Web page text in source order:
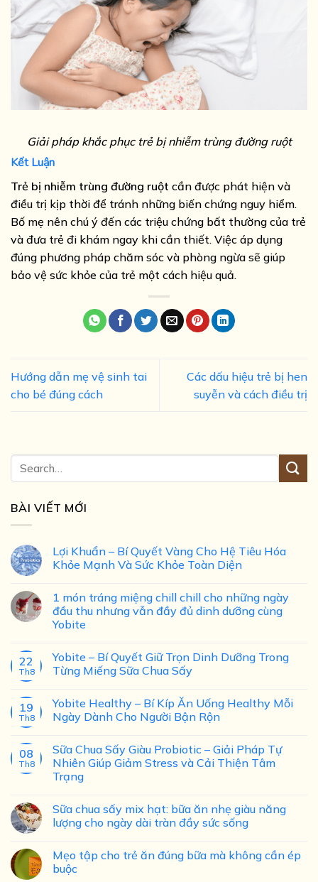
Giải pháp khắc phục trẻ bị nhiễm trùng đường ruột
Kết Luận
Trẻ bị nhiễm trùng đường ruột cần được phát hiện và
điều trị kịp thời để tránh những biến chứng nguy hiểm.
Bố mẹ nên chú ý đến các triệu chứng bất thường của trẻ
và đưa trẻ đi khám ngay khi cần thiết. Việc áp dụng
đúng phương pháp chăm sóc và phòng ngừa sẽ giúp
bảo vệ sức khỏe của trẻ một cách hiệu quả.
Hướng dẫn mẹ vệ sinh tai
cho bé đúng cách
Các dấu hiệu trẻ bị hen
suyễn và cách điều trị
BÀI VIẾT MỚI
Lợi Khuẩn – Bí Quyết Vàng Cho Hệ Tiêu Hóa
Khỏe Mạnh Và Sức Khỏe Toàn Diện
1 món tráng miệng chill chill cho những ngày
đầu thu nhưng vẫn đầy đủ dinh dưỡng cùng
Yobite
22
Th8
Yobite – Bí Quyết Giữ Trọn Dinh Dưỡng Trong
Từng Miếng Sữa Chua Sấy
19
Th8
Yobite Healthy – Bí Kíp Ăn Uống Healthy Mỗi
Ngày Dành Cho Người Bận Rộn
08
Th8
Sữa Chua Sấy Giàu Probiotic – Giải Pháp Tự
Nhiên Giúp Giảm Stress và Cải Thiện Tâm
Trạng
Sữa chua sấy mix hạt: bữa ăn nhẹ giàu năng
lượng cho ngày dài tràn đầy sức sống
Mẹo tập cho trẻ ăn đúng bữa mà không cần ép
buộc